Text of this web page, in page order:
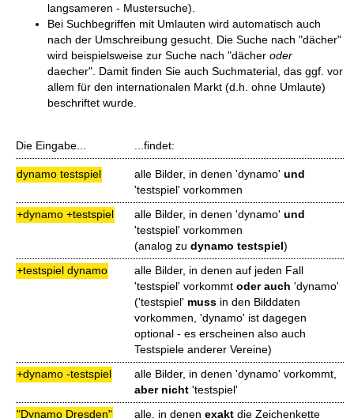
langsameren - Mustersuche).
Bei Suchbegriffen mit Umlauten wird automatisch auch
nach der Umschreibung gesucht. Die Suche nach "dächer"
wird beispielsweise zur Suche nach "dächeroder
daecher". Damit finden Sie auch Suchmaterial, das ggf. vor
allem für den internationalen Markt (d.h. ohne Umlaute)
beschriftet wurde.
Die Eingabe... ...findet:
dynamo testspiel alle Bilder, in denen 'dynamo'und
'testspiel' vorkommen
+dynamo +testspiel alle Bilder, in denen 'dynamo'und
'testspiel' vorkommen
(analog zudynamo testspiel)
+testspiel dynamo
alle Bilder, in denen auf jeden Fall
'testspiel' vorkommtoder auch 'dynamo'
('testspiel' muss in den Bilddaten
vorkommen, 'dynamo' ist dagegen
optional - es erscheinen also auch
Testspiele anderer Vereine)
+dynamo -testspiel
alle Bilder, in denen 'dynamo' vorkommt,
aber nicht 'testspiel'
"Dynamo Dresden" alle, in denenexakt die Zeichenkette